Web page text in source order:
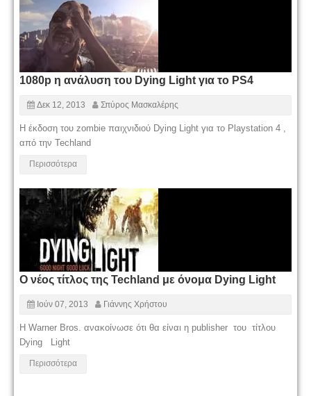
1080p η ανάλυση του Dying Light για το PS4
Δεκ 12, 2013 Σπύρος Μασκαλέρης
Η έκδοση του zombie παιχνιδιού Dying Light για το Playstation 4 ,
από την Techland
Περισσότερα
Ο νέος τίτλος της Techland με όνομα Dying Light
Ιούν 07, 2013 Γιάννης Χρήστου
Η Warner Bros. ανακοίνωσε ότι θα είναι η publisher του τίτλου
Dying Light
Περισσότερα